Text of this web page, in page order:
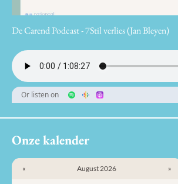
De Carend Podcast - 7Stil verlies (Jan Bleyen)
Or listen on
Onze kalender
« August 2026 »